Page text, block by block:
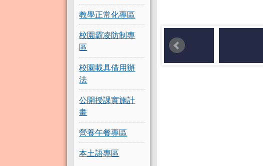
教學正常化專區
校園霸凌防制專
區
校園載具借用辦
法
公開授課實施計
畫
營養午餐專區
本土語專區